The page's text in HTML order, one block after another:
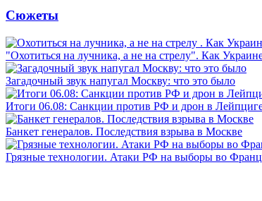
Сюжеты
"Охотиться на лучника, а не на стрелу". Как
Загадочный звук напугал Москву: что это было
Итоги 06.08: Санкции против РФ и дрон в
Банкет генералов. Последствия взрыва в Москве
Грязные технологии. Атаки РФ на выборы во